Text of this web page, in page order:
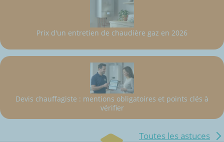
Prix d'un entretien de chaudière gaz en 2026
Devis chauffagiste : mentions obligatoires et points clés à
vérifier
Toutes les astuces